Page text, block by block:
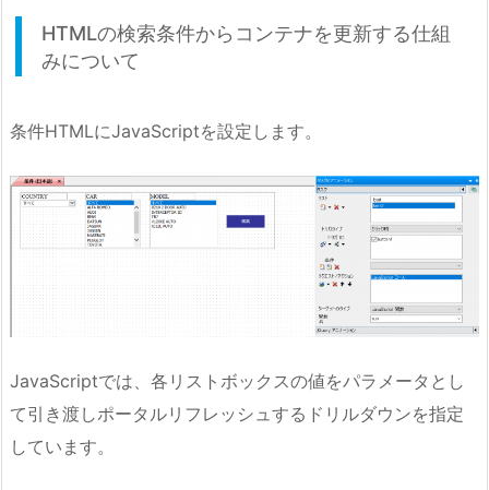
HTMLの検索条件からコンテナを更新する仕組
みについて
条件HTMLにJavaScriptを設定します。
JavaScriptでは、各リストボックスの値をパラメータとし
て引き渡しポータルリフレッシュするドリルダウンを指定
しています。